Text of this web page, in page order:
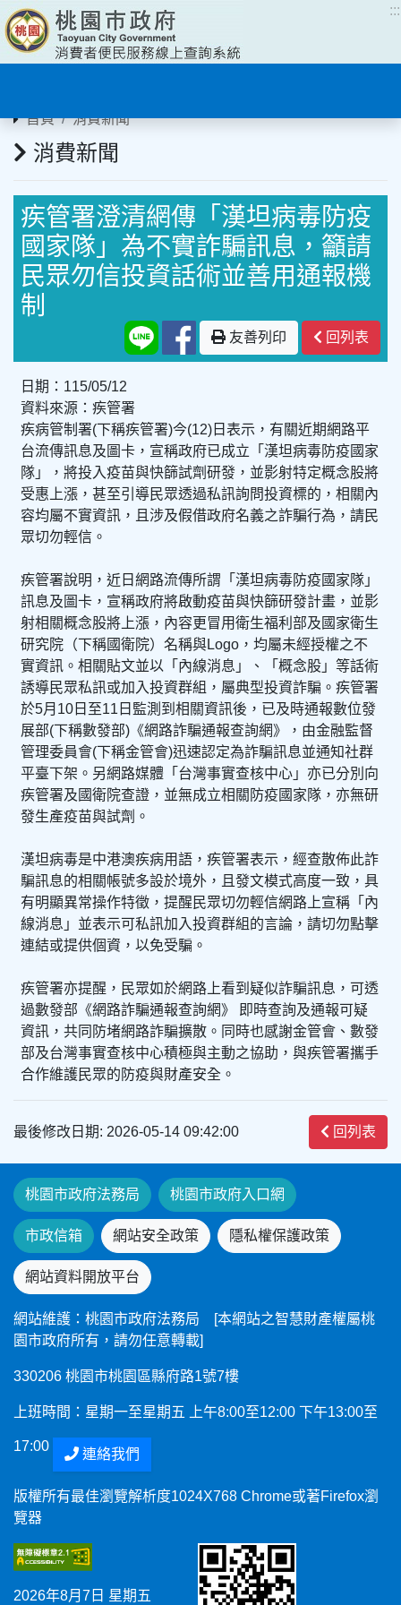
:::
首頁 消費新聞
消費新聞
疾管署澄清網傳「漢坦病毒防疫
國家隊」為不實詐騙訊息，籲請
民眾勿信投資話術並善用通報機
制
友善列印 回列表
日期：115/05/12
資料來源：疾管署
疾病管制署(下稱疾管署)今(12)日表示，有關近期網路平
台流傳訊息及圖卡，宣稱政府已成立「漢坦病毒防疫國家
隊」，將投入疫苗與快篩試劑研發，並影射特定概念股將
受惠上漲，甚至引導民眾透過私訊詢問投資標的，相關內
容均屬不實資訊，且涉及假借政府名義之詐騙行為，請民
眾切勿輕信。
疾管署說明，近日網路流傳所謂「漢坦病毒防疫國家隊」
訊息及圖卡，宣稱政府將啟動疫苗與快篩研發計畫，並影
射相關概念股將上漲，內容更冒用衛生福利部及國家衛生
研究院（下稱國衛院）名稱與Logo，均屬未經授權之不
實資訊。相關貼文並以「內線消息」、「概念股」等話術
誘導民眾私訊或加入投資群組，屬典型投資詐騙。疾管署
於5月10日至11日監測到相關資訊後，已及時通報數位發
展部(下稱數發部)《網路詐騙通報查詢網》，由金融監督
管理委員會(下稱金管會)迅速認定為詐騙訊息並通知社群
平臺下架。另網路媒體「台灣事實查核中心」亦已分別向
疾管署及國衛院查證，並無成立相關防疫國家隊，亦無研
發生產疫苗與試劑。
漢坦病毒是中港澳疾病用語，疾管署表示，經查散佈此詐
騙訊息的相關帳號多設於境外，且發文模式高度一致，具
有明顯異常操作特徵，提醒民眾切勿輕信網路上宣稱「內
線消息」並表示可私訊加入投資群組的言論，請切勿點擊
連結或提供個資，以免受騙。
疾管署亦提醒，民眾如於網路上看到疑似詐騙訊息，可透
過數發部《網路詐騙通報查詢網》 即時查詢及通報可疑
資訊，共同防堵網路詐騙擴散。同時也感謝金管會、數發
部及台灣事實查核中心積極與主動之協助，與疾管署攜手
合作維護民眾的防疫與財產安全。
最後修改日期: 2026-05-14 09:42:00 回列表
桃園市政府法務局 桃園市政府入口網
市政信箱 網站安全政策 隱私權保護政策
網站資料開放平台
網站維護：桃園市政府法務局 [本網站之智慧財產權屬桃
園市政府所有，請勿任意轉載]
330206 桃園市桃園區縣府路1號7樓
上班時間：星期一至星期五 上午8:00至12:00 下午13:00至
17:00
連絡我們
版權所有最佳瀏覽解析度1024X768 Chrome或著Firefox瀏
覽器
2026年8月7日 星期五